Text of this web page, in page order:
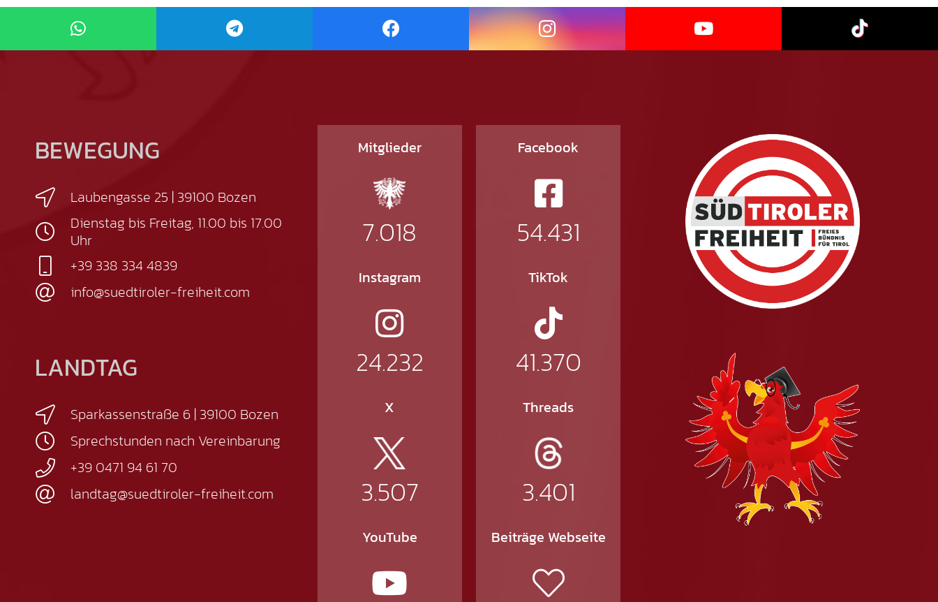
BEWEGUNG
Laubengasse 25 | 39100 Bozen
Dienstag bis Freitag, 11.00 bis 17.00
Uhr
+39 338 334 4839
info@suedtiroler-freiheit.com
LANDTAG
Sparkassenstraße 6 | 39100 Bozen
Sprechstunden nach Vereinbarung
+39 0471 94 61 70
landtag@suedtiroler-freiheit.com
Mitglieder
7.018
Facebook
54.431
Instagram
24.232
TikTok
41.370
X
3.507
Threads
3.401
YouTube Beiträge Webseite